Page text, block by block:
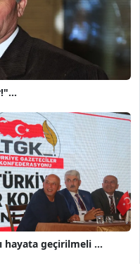
hayata geçirilmeli ...